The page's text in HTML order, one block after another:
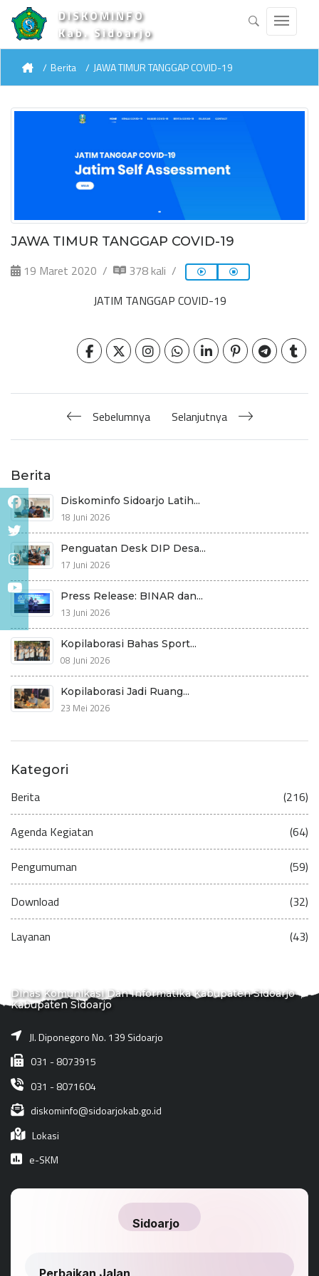
DISKOMINFO
Kab. Sidoarjo
Berita JAWA TIMUR TANGGAP COVID-19
JAWA TIMUR TANGGAP COVID-19
19 Maret 2020
378 kali
JATIM TANGGAP COVID-19
Sebelumnya Selanjutnya
Berita
Diskominfo Sidoarjo Latih...
18 Juni 2026
Penguatan Desk DIP Desa...
17 Juni 2026
Press Release: BINAR dan...
13 Juni 2026
Kopilaborasi Bahas Sport...
08 Juni 2026
Kopilaborasi Jadi Ruang...
23 Mei 2026
Kategori
Berita (216)
Agenda Kegiatan (64)
Pengumuman (59)
Download (32)
Layanan (43)
Dinas Komunikasi Dan Informatika Kabupaten Sidoarjo
Kabupaten Sidoarjo
Jl. Diponegoro No. 139 Sidoarjo
031 - 8073915
031 - 8071604
diskominfo@sidoarjokab.go.id
Lokasi
e-SKM